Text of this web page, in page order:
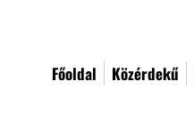
Főoldal Közérdekű